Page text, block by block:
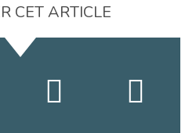
CET ARTICLE